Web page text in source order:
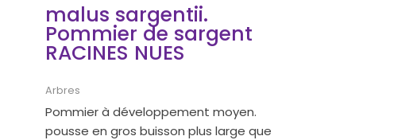
malus sargentii.
Pommier de sargent
RACINES NUES
Arbres
Pommier à développement moyen.
pousse en gros buisson plus large que